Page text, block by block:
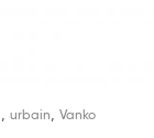
,urbain ,Vanko